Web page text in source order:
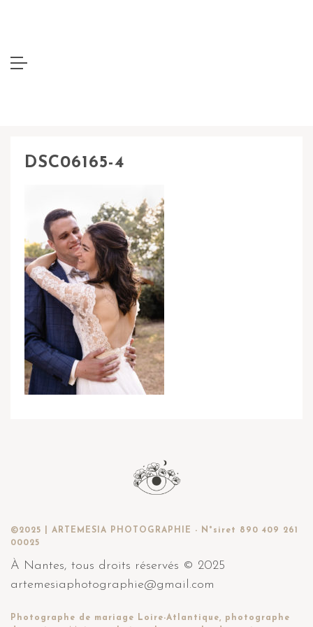
DSC06165-4
©2025 | ARTEMESIA PHOTOGRAPHIE - N°siret 890 409 261
00025
À Nantes, tous droits réservés © 2025
artemesiaphotographie@gmail.com
Photographe de mariage Loire-Atlantique, photographe